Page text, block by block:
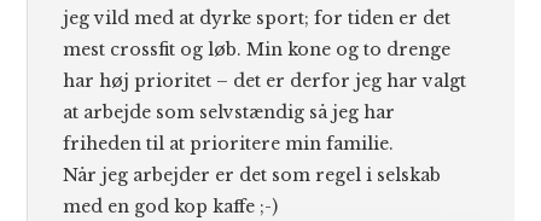
jeg vild med at dyrke sport; for tiden er det
mest crossfit og løb. Min kone og to drenge
har høj prioritet – det er derfor jeg har valgt
at arbejde som selvstændig så jeg har
friheden til at prioritere min familie.
Når jeg arbejder er det som regel i selskab
med en god kop kaffe ;-)